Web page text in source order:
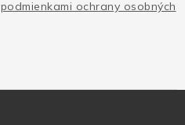
podmienkami ochrany osobných